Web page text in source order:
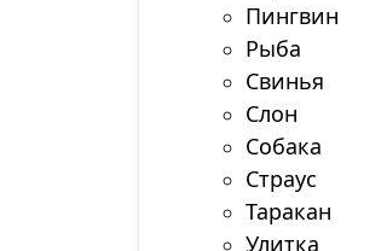
Пингвин
Рыба
Свинья
Слон
Собака
Страус
Таракан
Улитка